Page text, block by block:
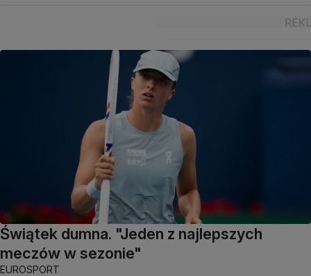
Świątek dumna. "Jeden z najlepszych
meczów w sezonie"
EUROSPORT